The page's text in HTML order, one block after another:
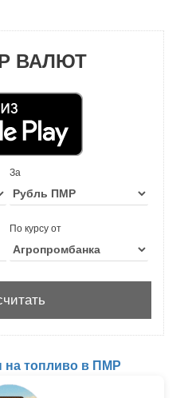
ВАЛЮТ
За
По курсу от
на топливо в ПМР